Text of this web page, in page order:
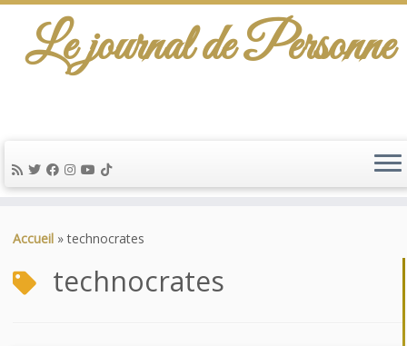
au
Le journal de Personne
Accueil » technocrates
technocrates